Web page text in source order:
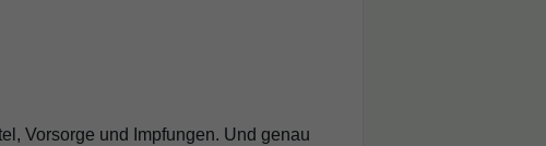
Vorsorge und Impfungen. Und genau